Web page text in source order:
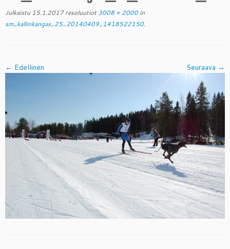
Julkaistu 15.1.2017resoluutiot3008 × 2000in
sm_kallinkangas_25_20140409_1418522150.
← Edellinen Seuraava →